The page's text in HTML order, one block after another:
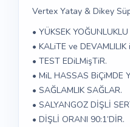
Vertex Yatay & Dikey
• YÜKSEK
• KALiTE ve
• TEST EDiLMişTiR.
• MiL HASSAS BiÇiMDE
• SAĞLAMLIK SAĞLAR.
• SALYANGOZ DİŞLİ
• DİŞLİ ORANI 90:1’DİR.